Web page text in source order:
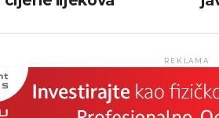
REKLAMA